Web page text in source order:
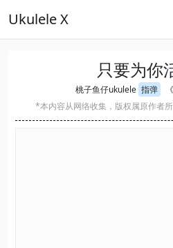
Ukulele X
只要为你
桃子鱼仔ukulele 指弹
*本内容从网络收集，版权属原作者